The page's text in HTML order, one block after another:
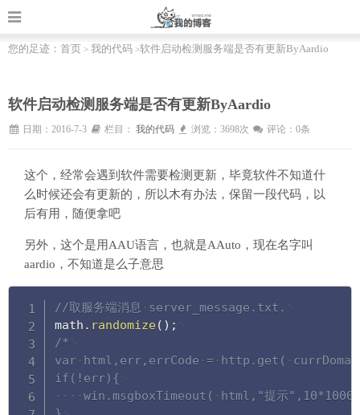
您的足迹： 首页 > 我的代码 >软件启动检测服务端是否有更新ByAardio
软件启动检测服务端是否有更新ByAardio
日期：2016-7-3 栏目： 我的代码 浏览：3698次 评论：0条
这个，经常会遇到软件需要检测更新，毕竟软件不知道什
么时候还会有更新的，所以木有办法，保留一段代码，以
后有用，随便拿吧
另外，这个是用AAU语言，也就是AAuto，现在名字叫
aardio，不知道是么子意思
//取服务端消息
server_message.txt.
math . randomize( ) ;
/*
var html,err,errCode = http.get(
if(!err){
win.msgboxTimeout(
html,"提示